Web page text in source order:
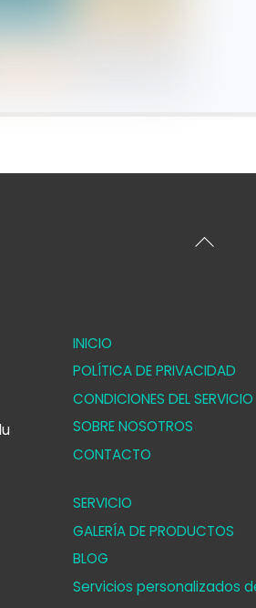
Volver
INICIO
POLÍTICA DE PRIVACIDAD
CONDICIONES DEL SERVICIO
SOBRE NOSOTROS
CONTACTO
SERVICIO
GALERÍA DE PRODUCTOS
BLOG
Servicios personalizados